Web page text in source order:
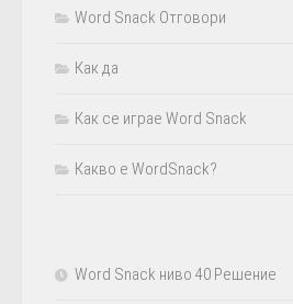
Word Snack Отговори
Как да
Как се играе Word Snack
Какво е WordSnack?
Word Snack ниво 40 Решение